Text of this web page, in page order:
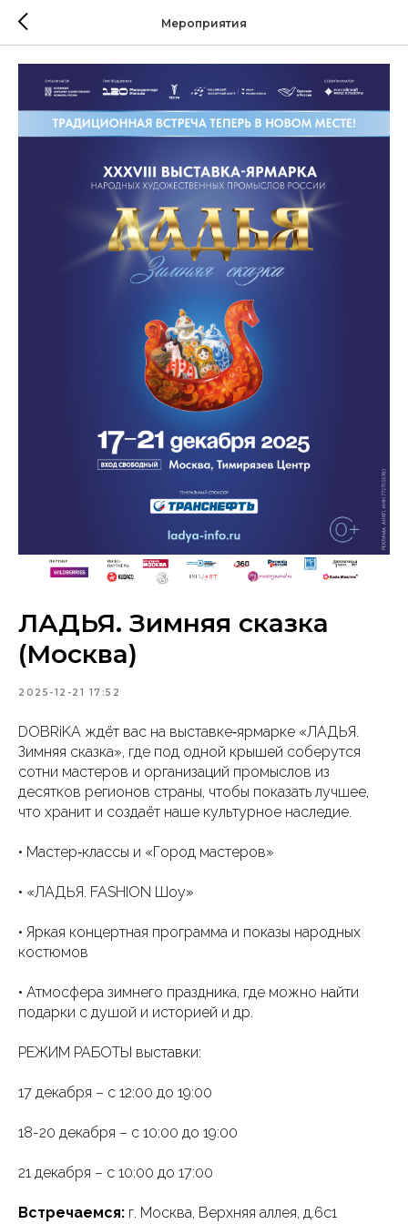
Мероприятия
ЛАДЬЯ. Зимняя сказка
(Москва)
2025-12-21 17:52
DOBRiKA ждёт вас на выставке‑ярмарке «ЛАДЬЯ.
Зимняя сказка», где под одной крышей соберутся
сотни мастеров и организаций промыслов из
десятков регионов страны, чтобы показать лучшее,
что хранит и создаёт наше культурное наследие.
• Мастер‑классы и «Город мастеров»
• «ЛАДЬЯ. FASHION Шоу»
• Яркая концертная программа и показы народных
костюмов
• Атмосфера зимнего праздника, где можно найти
подарки с душой и историей и др.
РЕЖИМ РАБОТЫ выставки:
17 декабря – с 12:00 до 19:00
18-20 декабря – с 10:00 до 19:00
21 декабря – с 10:00 до 17:00
Встречаемся: г. Москва, Верхняя аллея, д.6с1